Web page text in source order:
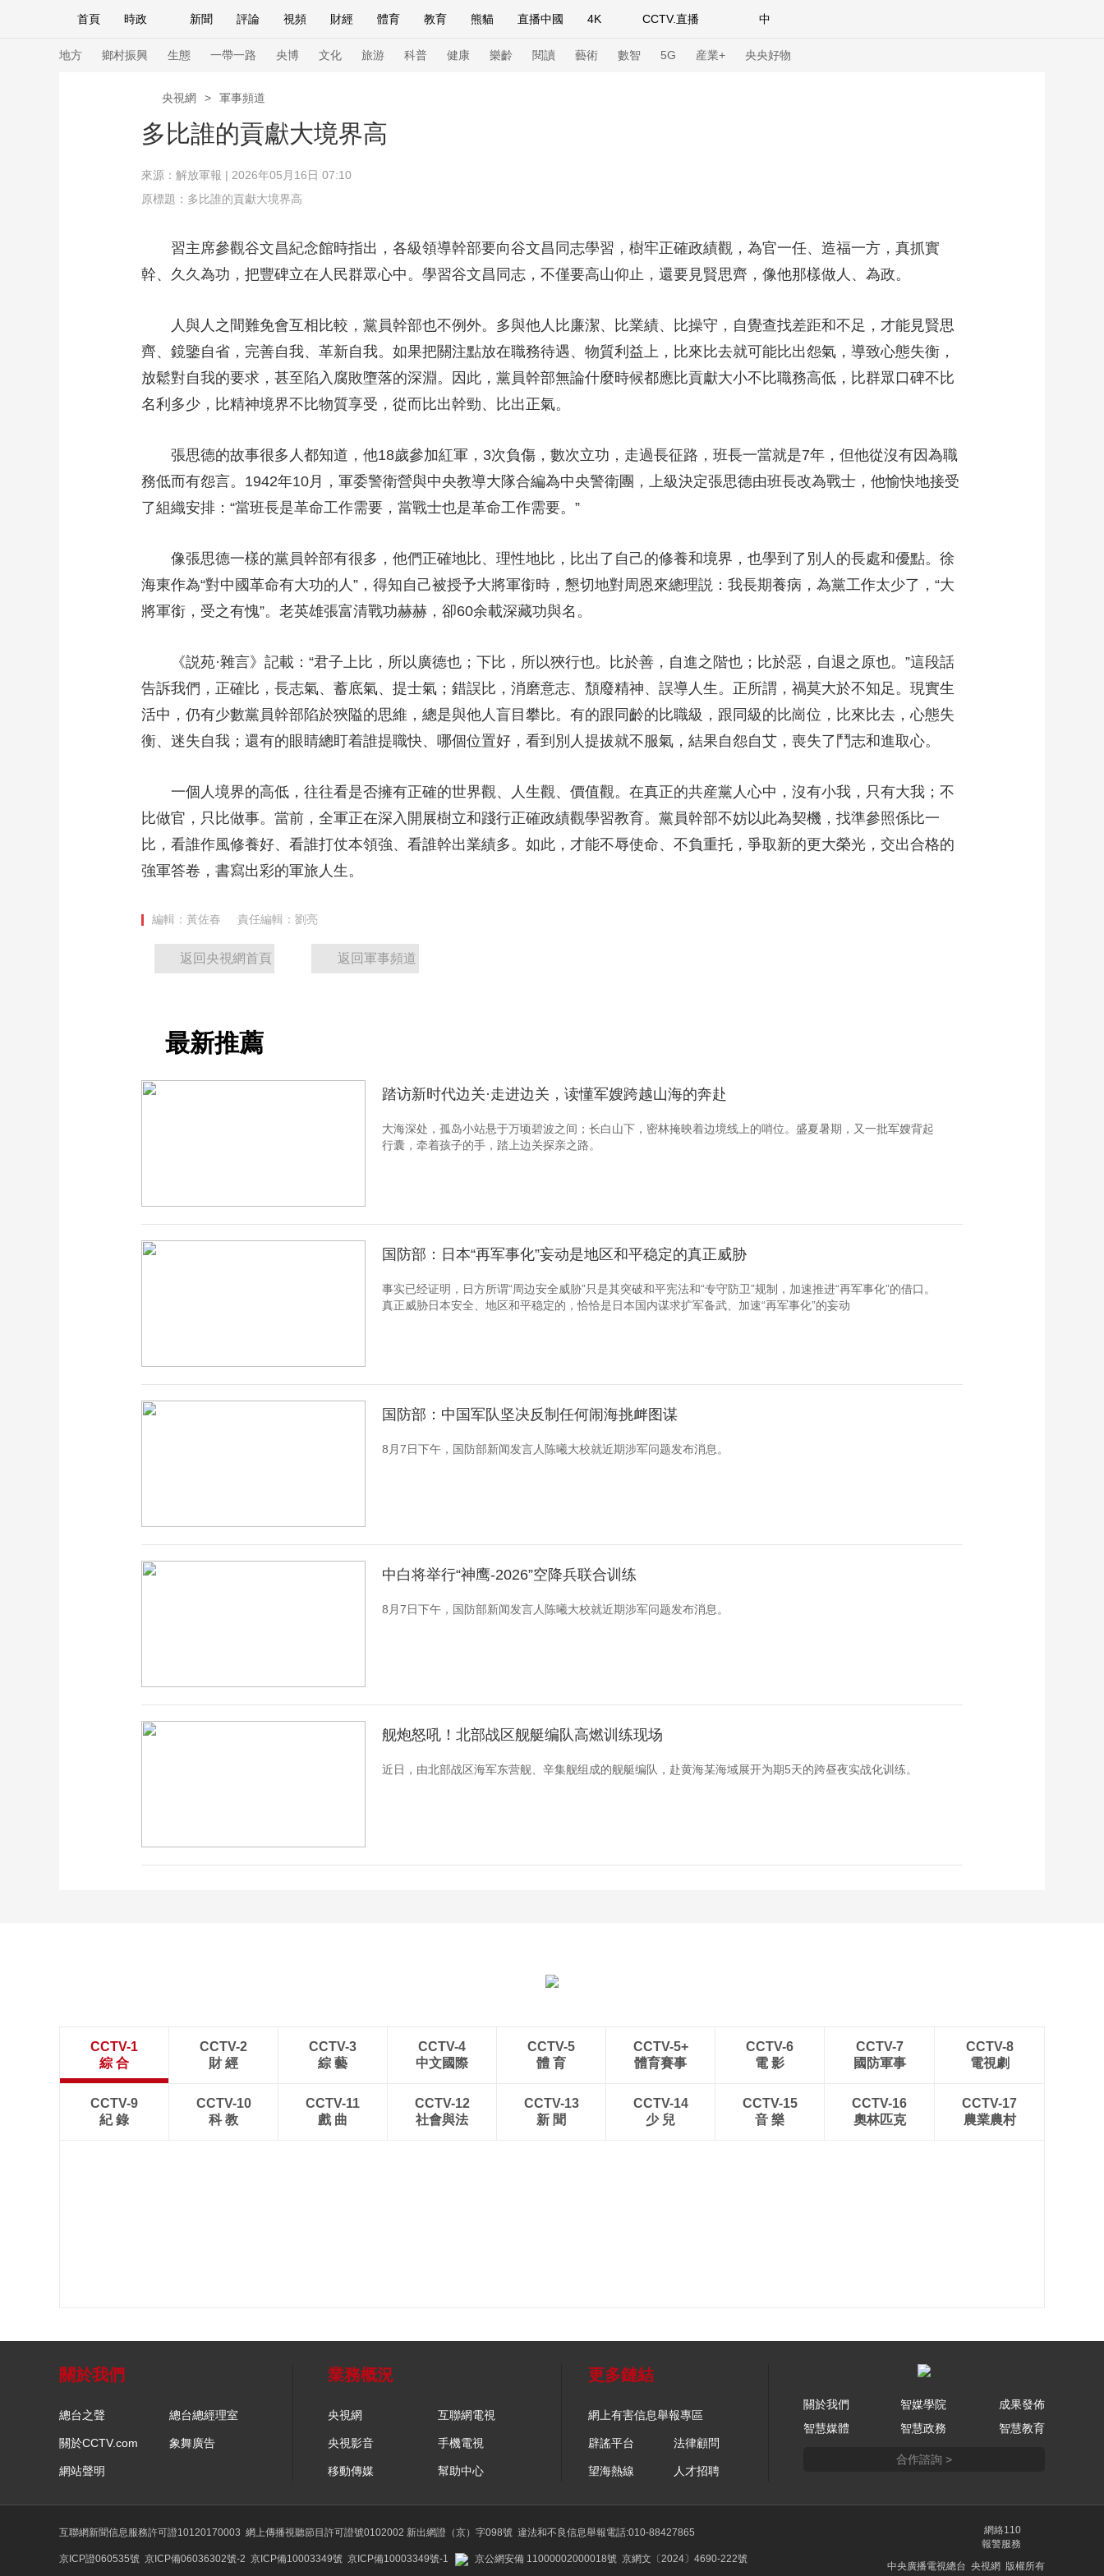
首頁 時政 新聞 評論 視頻 財經 體育 教育 熊貓 直播中國 4K CCTV.直播 中
人民領袖習近平 中國領導人 央視快評 習式妙語 熱解讀 天天學習
直播 片庫 欄目大全 節目單 聽音 微視頻 主持人 下載央視影音
海外頻道 iPanda English Монгол
地方 鄉村振興 生態 一帶一路 央博 文化 旅游 科普 健康 樂齡 閱讀 藝術 數智 5G 産業+ 央央好物
小央視頻 小央直播 直播中國 熊貓頻道 VR/AR 4K專區 全景新聞
前線 比劃 快看 藍海中國 新兵請入列 人生第一次 人生第二次
競猜 2026年世界盃 2026年冬奧會 CBA NBA 中超 國足 國際足球 網球 綜合體育 亞冬會
CCTV奧林匹克頻道 生活體育大會 體育江湖 文化體育 冰雪道路 足球道路
央視網 > 軍事頻道
多比誰的貢獻大境界高
來源： 解放軍報 | 2026年05月16日 07:10
原標題：多比誰的貢獻大境界高
習主席參觀谷文昌紀念館時指出，各級領導幹部要向谷文昌同志學習，樹牢正確政績觀，為官一任、造福一方，真抓實
幹、久久為功，把豐碑立在人民群眾心中。學習谷文昌同志，不僅要高山仰止，還要見賢思齊，像他那樣做人、為政。
人與人之間難免會互相比較，黨員幹部也不例外。多與他人比廉潔、比業績、比操守，自覺查找差距和不足，才能見賢思
齊、鏡鑒自省，完善自我、革新自我。如果把關注點放在職務待遇、物質利益上，比來比去就可能比出怨氣，導致心態失衡，
放鬆對自我的要求，甚至陷入腐敗墮落的深淵。因此，黨員幹部無論什麼時候都應比貢獻大小不比職務高低，比群眾口碑不比
名利多少，比精神境界不比物質享受，從而比出幹勁、比出正氣。
張思德的故事很多人都知道，他18歲參加紅軍，3次負傷，數次立功，走過長征路，班長一當就是7年，但他從沒有因為職
務低而有怨言。1942年10月，軍委警衛營與中央教導大隊合編為中央警衛團，上級決定張思德由班長改為戰士，他愉快地接受
了組織安排：“當班長是革命工作需要，當戰士也是革命工作需要。”
像張思德一樣的黨員幹部有很多，他們正確地比、理性地比，比出了自己的修養和境界，也學到了別人的長處和優點。徐
海東作為“對中國革命有大功的人”，得知自己被授予大將軍銜時，懇切地對周恩來總理説：我長期養病，為黨工作太少了，“大
將軍銜，受之有愧”。老英雄張富清戰功赫赫，卻60余載深藏功與名。
《説苑·雜言》記載：“君子上比，所以廣德也；下比，所以狹行也。比於善，自進之階也；比於惡，自退之原也。”這段話
告訴我們，正確比，長志氣、蓄底氣、提士氣；錯誤比，消磨意志、頹廢精神、誤導人生。正所謂，禍莫大於不知足。現實生
活中，仍有少數黨員幹部陷於狹隘的思維，總是與他人盲目攀比。有的跟同齡的比職級，跟同級的比崗位，比來比去，心態失
衡、迷失自我；還有的眼睛總盯着誰提職快、哪個位置好，看到別人提拔就不服氣，結果自怨自艾，喪失了鬥志和進取心。
一個人境界的高低，往往看是否擁有正確的世界觀、人生觀、價值觀。在真正的共産黨人心中，沒有小我，只有大我；不
比做官，只比做事。當前，全軍正在深入開展樹立和踐行正確政績觀學習教育。黨員幹部不妨以此為契機，找準參照係比一
比，看誰作風修養好、看誰打仗本領強、看誰幹出業績多。如此，才能不辱使命、不負重托，爭取新的更大榮光，交出合格的
強軍答卷，書寫出彩的軍旅人生。
編輯：黃佐春 責任編輯：劉亮
返回央視網首頁 返回軍事頻道
最新推薦
踏访新时代边关·走进边关，读懂军嫂跨越山海的奔赴
大海深处，孤岛小站悬于万顷碧波之间；长白山下，密林掩映着边境线上的哨位。盛夏暑期，又一批军嫂背起
行囊，牵着孩子的手，踏上边关探亲之路。
国防部：日本“再军事化”妄动是地区和平稳定的真正威胁
事实已经证明，日方所谓“周边安全威胁”只是其突破和平宪法和“专守防卫”规制，加速推进“再军事化”的借口。
真正威胁日本安全、地区和平稳定的，恰恰是日本国内谋求扩军备武、加速“再军事化”的妄动
国防部：中国军队坚决反制任何闹海挑衅图谋
8月7日下午，国防部新闻发言人陈曦大校就近期涉军问题发布消息。
中白将举行“神鹰-2026”空降兵联合训练
8月7日下午，国防部新闻发言人陈曦大校就近期涉军问题发布消息。
舰炮怒吼！北部战区舰艇编队高燃训练现场
近日，由北部战区海军东营舰、辛集舰组成的舰艇编队，赴黄海某海域展开为期5天的跨昼夜实战化训练。
CCTV-1
綜 合
CCTV-2
財 經
CCTV-3
綜 藝
CCTV-4
中文國際
CCTV-5
體 育
CCTV-5+
體育賽事
CCTV-6
電 影
CCTV-7
國防軍事
CCTV-8
電視劇
CCTV-9
紀 錄
CCTV-10
科 教
CCTV-11
戲 曲
CCTV-12
社會與法
CCTV-13
新 聞
CCTV-14
少 兒
CCTV-15
音 樂
CCTV-16
奧林匹克
CCTV-17
農業農村
關於我們
總台之聲 總台總經理室
關於CCTV.com 象舞廣告
網站聲明
業務概況
央視網 互聯網電視
央視影音 手機電視
移動傳媒 幫助中心
更多鏈結
網上有害信息舉報專區
辟謠平台 法律顧問
望海熱線 人才招聘
關於我們 智媒學院
成果發佈
智慧媒體
智慧政務 智慧教育
合作諮詢 >
互聯網新聞信息服務許可證10120170003 網上傳播視聽節目許可證號0102002 新出網證（京）字098號 違法和不良信息舉報電話:010-88427865
京ICP證060535號 京ICP備06036302號-2 京ICP備10003349號 京ICP備10003349號-1 京公網安備 11000002000018號 京網文〔2024〕4690-222號
網絡110
報警服務
中央廣播電視總台 央視網 版權所有